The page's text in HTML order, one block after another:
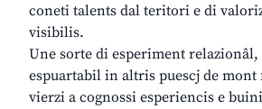
coneti talents dal teritori e di
visibilis.
Une sorte di esperiment relazionâl,
espuartabil in altris puescj de mont
vierzi a cognossi esperiencis e